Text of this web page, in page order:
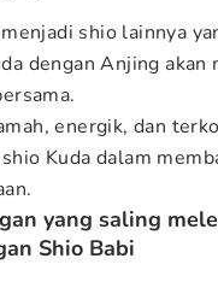
shio lainnya
dengan Anjing
energik, dan
Kuda dalam
yang saling
Shio Babi